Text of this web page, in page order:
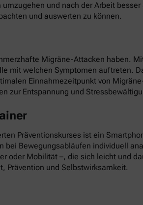
und nach der Arbeit
und auswerten zu können.
Migräne-Attacken haben.
mit welchen Symptomen auftreten.
Einnahmezeitpunkt von
zur Entspannung und
Präventionskurses ist ein
Bewegungsabläufen individuell
oder Mobilität –, die sich leicht und
Prävention und Selbstwirksamkeit.